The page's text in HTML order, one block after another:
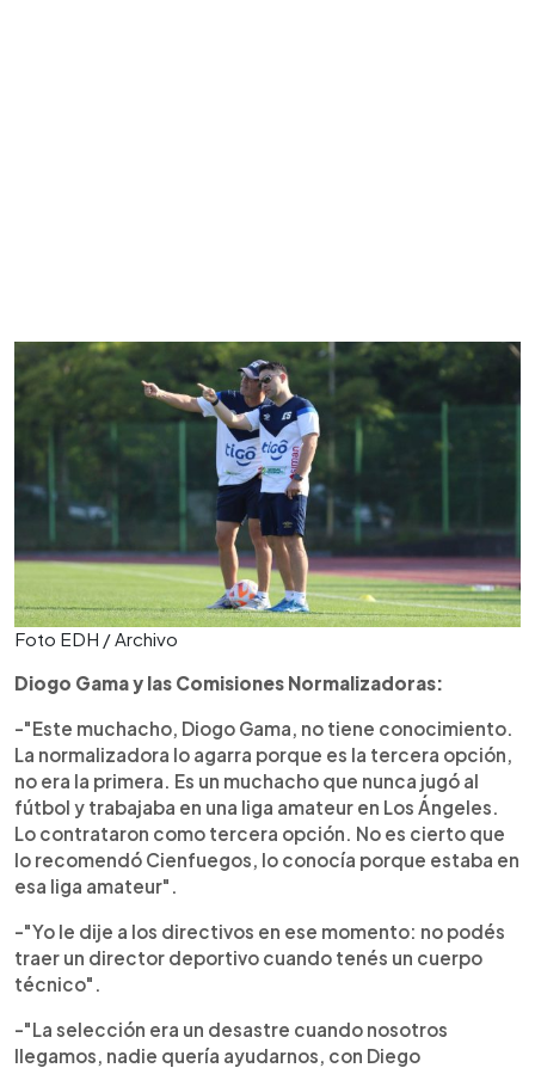
Foto EDH / Archivo
Diogo Gama y las Comisiones Normalizadoras:
-"Este muchacho, Diogo Gama, no tiene conocimiento.
La normalizadora lo agarra porque es la tercera opción,
no era la primera. Es un muchacho que nunca jugó al
fútbol y trabajaba en una liga amateur en Los Ángeles.
Lo contrataron como tercera opción. No es cierto que
lo recomendó Cienfuegos, lo conocía porque estaba en
esa liga amateur".
-"Yo le dije a los directivos en ese momento: no podés
traer un director deportivo cuando tenés un cuerpo
técnico".
-"La selección era un desastre cuando nosotros
llegamos, nadie quería ayudarnos, con Diego